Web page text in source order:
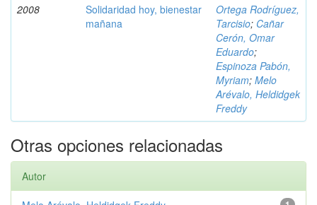
2008
Solidaridad hoy, bienestar
mañana
Ortega Rodríguez,
Tarcisio; Cañar
Cerón, Omar
Eduardo;
Espinoza Pabón,
Myriam; Melo
Arévalo, Heldidgek
Freddy
Otras opciones relacionadas
Autor